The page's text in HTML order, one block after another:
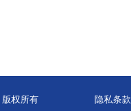
权所有 隐私条款